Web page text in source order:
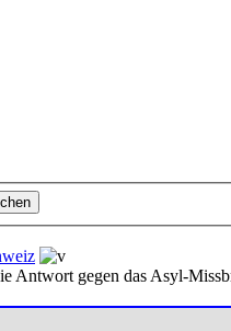
Antwort gegen das Asyl-